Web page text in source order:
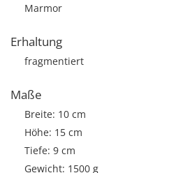
Marmor
Erhaltung
fragmentiert
Maße
Breite: 10 cm
Höhe: 15 cm
Tiefe: 9 cm
Gewicht: 1500 g